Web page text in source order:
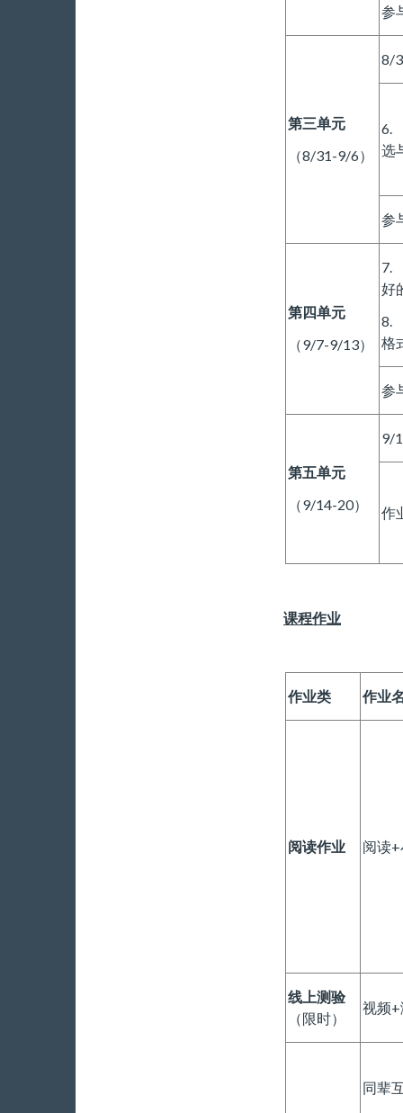
参
第三单元
（8/31-9/6）
8/
6.
选
参
第四单元
（9/7-9/13）
7.
好
8.
格
参
第五单元
（9/14-20）
9/
作
课程作业
作业类 作业
阅读作业 阅读
线上测验
（限时）
视频
同辈